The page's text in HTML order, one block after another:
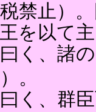
禁止）
を以て
く、諸
。
く、群